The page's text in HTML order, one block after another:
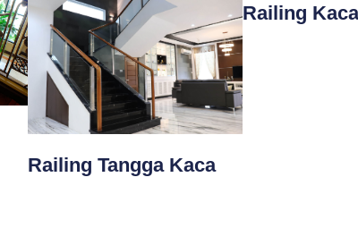
Railing Tangga Kaca
Railing